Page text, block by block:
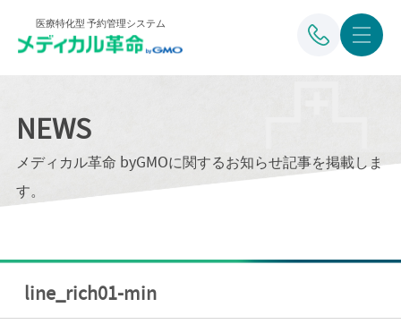
医療特化型 予約管理システム
NEWS
メディカル革命 byGMOに関するお知らせ記事を掲載しま
す。
line_rich01-min